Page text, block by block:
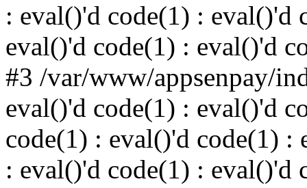
: eval()'d code(1) : eval()'d
eval()'d code(1) : eval()'d
#3 /var/www/appsenpay/
eval()'d code(1) : eval()'d
code(1) : eval()'d code(1) :
: eval()'d code(1) : eval()'d